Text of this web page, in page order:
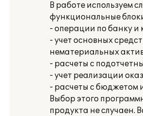
В работе используем
функциональные
- операции по банку и
- учет основных
нематериальных
- расчеты с
- учет реализации
- расчеты с бюджетом
Выбор этого
продукта не случаен.